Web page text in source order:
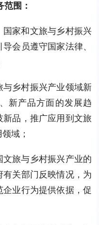
围：
国家和文旅与乡村振兴
会员遵守国家法律、
与乡村振兴产业领域新
新产品方面的发展趋
品，推广应用到文旅
域；
文旅与乡村振兴产业的
关部门反映情况，为
业行为提供依据，促